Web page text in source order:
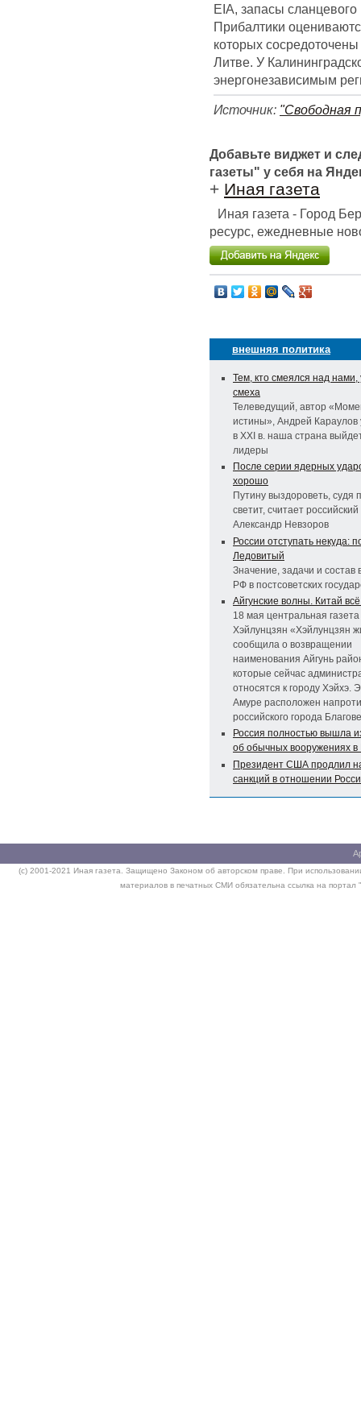
EIA, запасы
Прибалтики
которых
Литве. У
энергонезависимым
Источник: "Свободная
Добавьте виджет и
газеты" у себя на
+ Иная газета
Иная газета - Город
ресурс, ежедневные
внешняя политика
Тем, кто смеялся над нами,
смеха
Телеведущий, автор
истины», Андрей Караулов
в XXI в. наша страна
лидеры
После серии ядерных
хорошо
Путину выздороветь, судя
светит, считает
Александр Невзоров
России отступать некуда:
Ледовитый
Значение, задачи и состав
РФ в постсоветских
Айгунские волны. Китай
18 мая центральная
Хэйлунцзян «Хэйлунцзян
сообщила о возвращении
наименования Айгунь
которые сейчас
относятся к городу Хэйхэ.
Амуре расположен
российского города
Россия полностью вышла
об обычных вооружениях в
Президент США продлил
санкций в отношении
(c) 2001-2021 Иная газета. Защищено Законом об авторском праве. При
материалов в печатных СМИ обязательна ссылка на